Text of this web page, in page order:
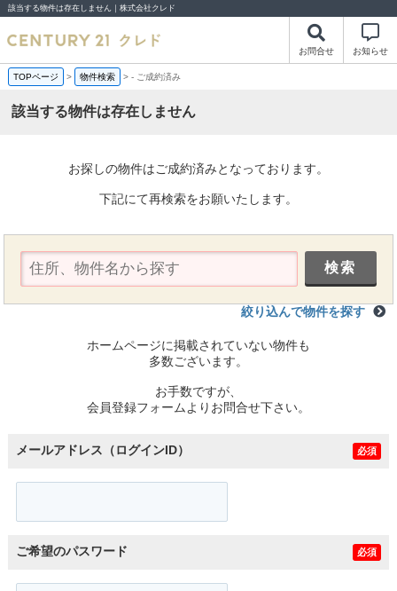
該当する物件は存在しません｜株式会社クレド
お問合せ お知らせ
TOPページ > 物件検索 >- ご成約済み
該当する物件は存在しません
お探しの物件はご成約済みとなっております。
下記にて再検索をお願いたします。
絞り込んで物件を探す
ホームページに掲載されていない物件も
多数ございます。
お手数ですが、
会員登録フォームよりお問合せ下さい。
メールアドレス（ログインID） 必須
ご希望のパスワード 必須